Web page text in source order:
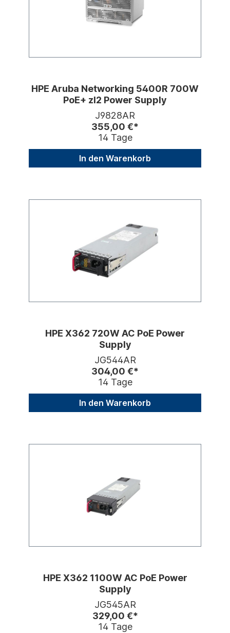
HPE Aruba Networking 5400R 700W
PoE+ zl2 Power Supply
J9828AR
355,00 €*
14 Tage
In den Warenkorb
HPE X362 720W AC PoE Power
Supply
JG544AR
304,00 €*
14 Tage
In den Warenkorb
HPE X362 1100W AC PoE Power
Supply
JG545AR
329,00 €*
14 Tage